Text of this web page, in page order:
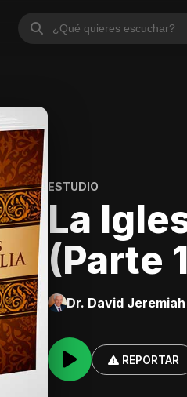
ESTUDIO
La
(Parte
Dr. David Jeremiah
REPORTAR